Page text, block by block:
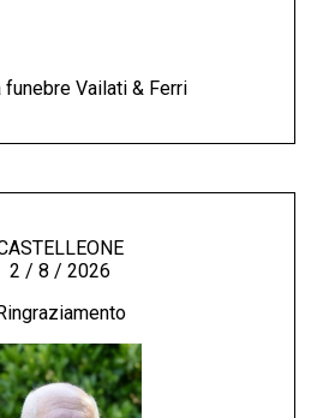
funebre Vailati & Ferri
2 / 8 / 2026
Ringraziamento